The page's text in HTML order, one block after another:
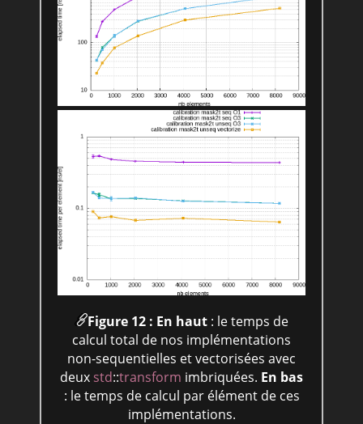
Figure 12 : En haut : le temps de
calcul total de nos implémentations
non-sequentielles et vectorisées avec
deux std::transform imbriquées. En bas
: le temps de calcul par élément de ces
implémentations.